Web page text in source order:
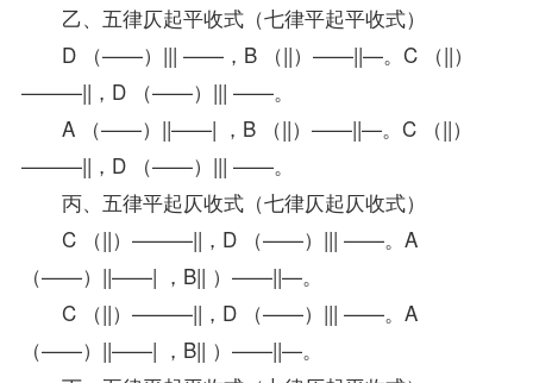
乙、五律仄起平收式（七律平起平收式）
D （——）||| ——，B （||）——||—。C （||）
———||，D （——）||| ——。
A （——）||——| ，B （||）——||—。C （||）
———||，D （——）||| ——。
丙、五律平起仄收式（七律仄起仄收式）
C （||）———||，D （——）||| ——。A
（——）||——| ，B|| ）——||—。
C （||）———||，D （——）||| ——。A
（——）||——| ，B|| ）——||—。